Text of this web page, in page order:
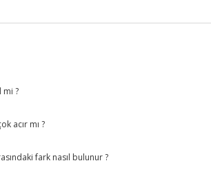
mi ?
acır mı ?
fark nasıl bulunur ?